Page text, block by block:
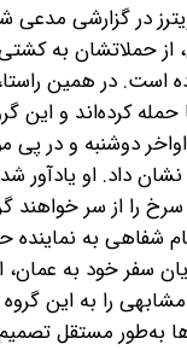
در گزارشی
از حملاتشان به
دوشنبه و در
داد. او یادآور
را از سر خواهند
شفاهی به
سفر خود به
را به این
به‌طور مستقل